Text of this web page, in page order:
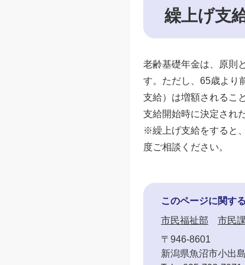
繰上げ支
老齢基礎年金は、原則
す。ただし、65歳より
支給）は増額されるこ
支給開始時に決定され
※繰上げ支給をすると
度ご相談ください。
このページに関す
市民福祉部
市民課
〒946-8601
新潟県魚沼市小出